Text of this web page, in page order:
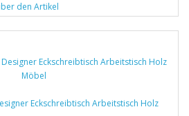
den Artikel
Eckschreibtisch Arbeitstisch Holz